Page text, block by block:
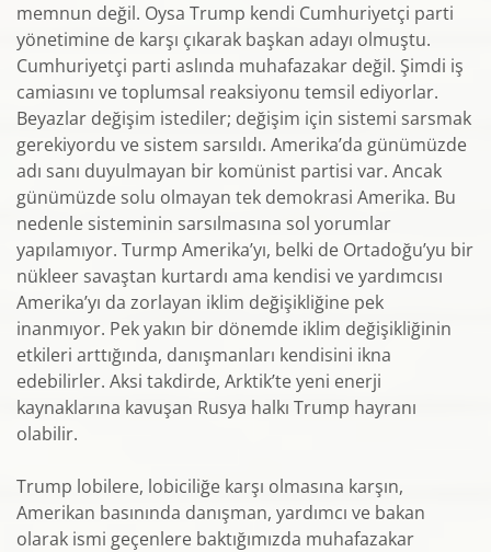
memnun değil. Oysa Trump kendi Cumhuriyetçi parti
yönetimine de karşı çıkarak başkan adayı olmuştu.
Cumhuriyetçi parti aslında muhafazakar değil. Şimdi iş
camiasını ve toplumsal reaksiyonu temsil ediyorlar.
Beyazlar değişim istediler; değişim için sistemi sarsmak
gerekiyordu ve sistem sarsıldı. Amerika’da günümüzde
adı sanı duyulmayan bir komünist partisi var. Ancak
günümüzde solu olmayan tek demokrasi Amerika. Bu
nedenle sisteminin sarsılmasına sol yorumlar
yapılamıyor. Turmp Amerika’yı, belki de Ortadoğu’yu bir
nükleer savaştan kurtardı ama kendisi ve yardımcısı
Amerika’yı da zorlayan iklim değişikliğine pek
inanmıyor. Pek yakın bir dönemde iklim değişikliğinin
etkileri arttığında, danışmanları kendisini ikna
edebilirler. Aksi takdirde, Arktik’te yeni enerji
kaynaklarına kavuşan Rusya halkı Trump hayranı
olabilir.
Trump lobilere, lobiciliğe karşı olmasına karşın,
Amerikan basınında danışman, yardımcı ve bakan
olarak ismi geçenlere baktığımızda muhafazakar